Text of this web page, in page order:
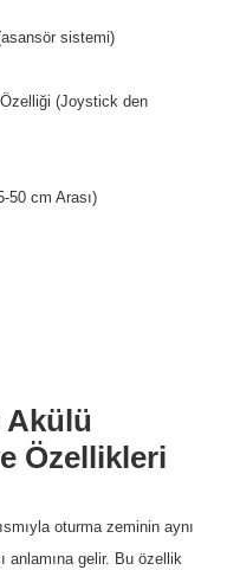
sistemi)
(Joystick den
50 cm Arası)
Akülü
Özellikleri
oturma zeminin aynı
anlamına gelir. Bu özellik